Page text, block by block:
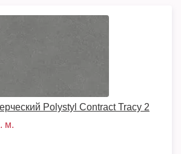
Polystyl Contract Tracy 2
м.